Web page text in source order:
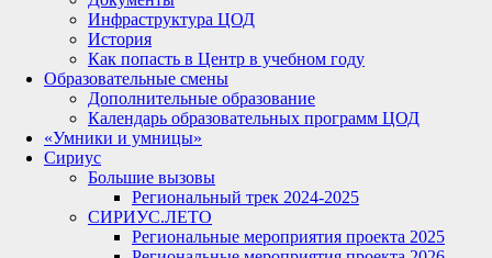
Инфраструктура ЦОД
История
Как попасть в Центр в учебном году
Образовательные смены
Дополнительные образование
Календарь образовательных программ ЦОД
«Умники и умницы»
Сириус
Большие вызовы
Региональный трек 2024-2025
СИРИУС.ЛЕТО
Региональные мероприятия проекта 2025